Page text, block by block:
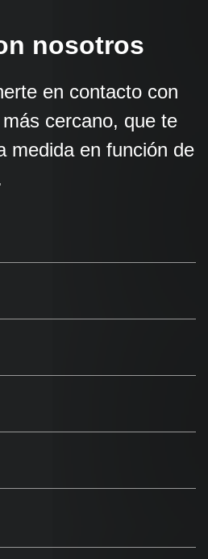
nosotros
en contacto con
cercano, que te
medida en función de